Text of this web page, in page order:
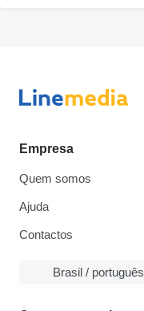
Empresa
Quem somos
Ajuda
Contactos
Brasil / português